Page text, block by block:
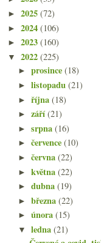
► 2025 (72)
► 2024 (106)
► 2023 (160)
▼ 2022 (225)
►prosince(18)
►listopadu(21)
►října(18)
►září(21)
►srpna(16)
►července(10)
►června(22)
►května(22)
►dubna(19)
►března(22)
►února(15)
▼ledna(21)